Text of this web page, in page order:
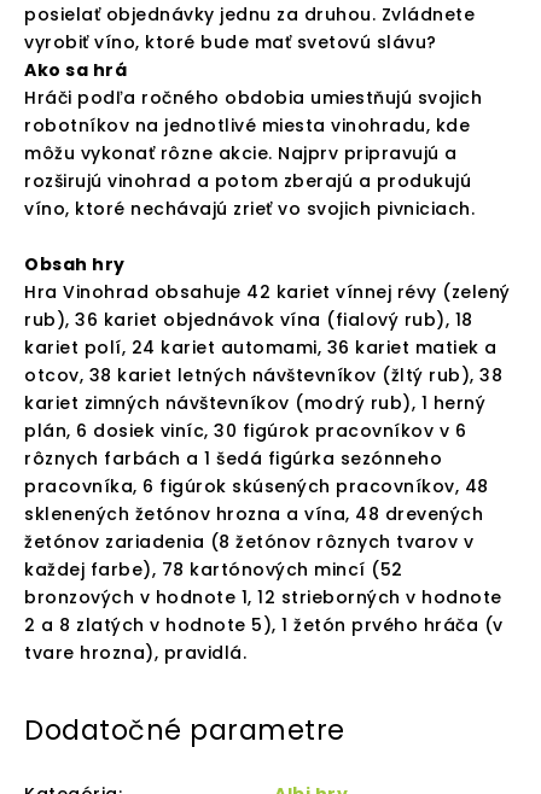
posielať objednávky jednu za druhou. Zvládnete
vyrobiť víno, ktoré bude mať svetovú slávu?
Ako sa hrá
Hráči podľa ročného obdobia umiestňujú svojich
robotníkov na jednotlivé miesta vinohradu, kde
môžu vykonať rôzne akcie. Najprv pripravujú a
rozširujú vinohrad a potom zberajú a produkujú
víno, ktoré nechávajú zrieť vo svojich pivniciach.
Obsah hry
Hra Vinohrad obsahuje 42 kariet vínnej révy (zelený
rub), 36 kariet objednávok vína (fialový rub), 18
kariet polí, 24 kariet automami, 36 kariet matiek a
otcov, 38 kariet letných návštevníkov (žltý rub), 38
kariet zimných návštevníkov (modrý rub), 1 herný
plán, 6 dosiek viníc, 30 figúrok pracovníkov v 6
rôznych farbách a 1 šedá figúrka sezónneho
pracovníka, 6 figúrok skúsených pracovníkov, 48
sklenených žetónov hrozna a vína, 48 drevených
žetónov zariadenia (8 žetónov rôznych tvarov v
každej farbe), 78 kartónových mincí (52
bronzových v hodnote 1, 12 strieborných v hodnote
2 a 8 zlatých v hodnote 5), 1 žetón prvého hráča (v
tvare hrozna), pravidlá.
Dodatočné parametre